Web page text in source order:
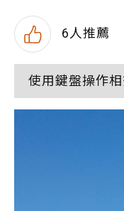
6 人推薦
使用鍵盤操作